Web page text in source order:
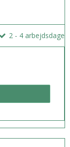
2 - 4 arbejdsdage